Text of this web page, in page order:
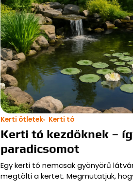
Kerti ötletek Kerti tó
Kerti tó kezdőknek –
paradicsomot
Egy kerti tó nemcsak gyönyörű
megtölti a kertet. Megmutatjuk,